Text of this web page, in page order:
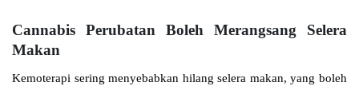
Cannabis Perubatan Boleh Merangsang Selera
Makan
Kemoterapi sering menyebabkan hilang selera makan, yang boleh